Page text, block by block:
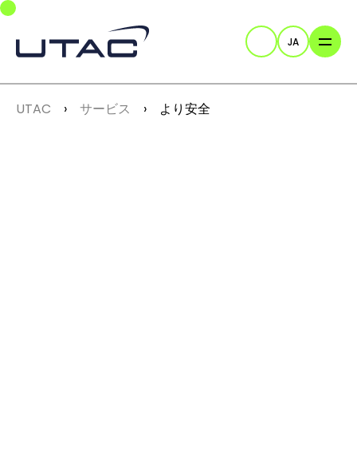
Skip to main navigation
Skip to main content
Skip to page footer
検索JA
You are here:
UTAC サービス より安全